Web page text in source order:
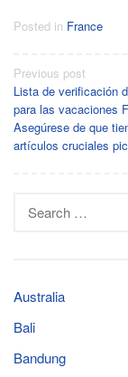
Posted in France
Post
navigation
Previous post
Lista de verificación
para las vacaciones
Asegúrese de que
artículos cruciales pic
for:
Australia
Bali
Bandung